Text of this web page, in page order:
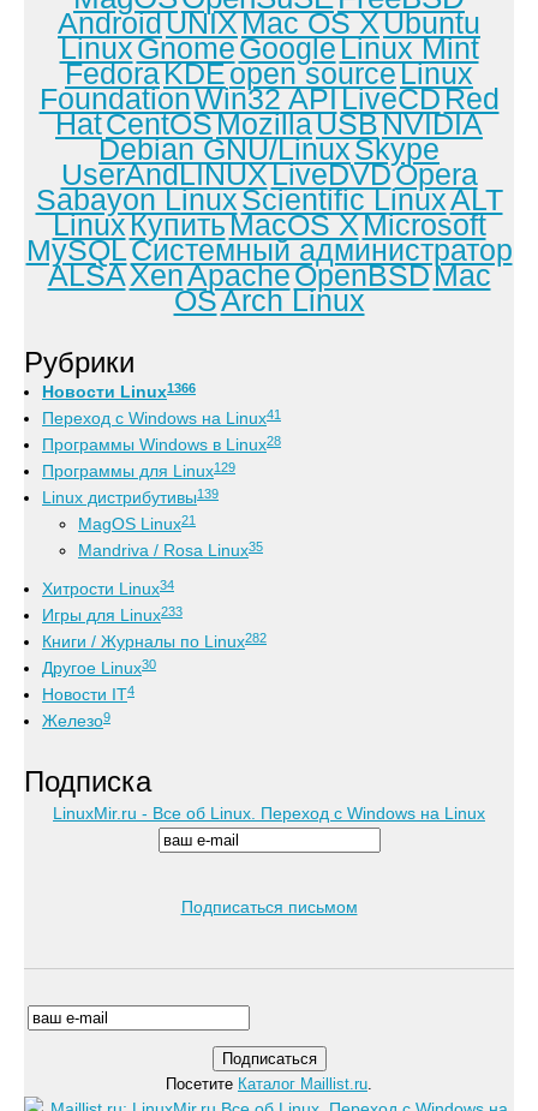
AndroidUNIXMac OS XUbuntu
LinuxGnomeGoogleLinux Mint
FedoraKDEopen sourceLinux
FoundationWin32 APILiveCDRed
HatCentOSMozillaUSBNVIDIA
Debian GNU/LinuxSkype
UserAndLINUXLiveDVDOpera
Sabayon LinuxScientific LinuxALT
LinuxКупитьMacOS XMicrosoft
MySQLСистемный администратор
ALSAXenApacheOpenBSDMac
OSArch Linux
Рубрики
Новости Linux1366
Переход с Windows на Linux41
Программы Windows в Linux28
Программы для Linux129
Linux дистрибутивы139
MagOS Linux21
Mandriva / Rosa Linux35
Хитрости Linux34
Игры для Linux233
Книги / Журналы по Linux282
Другое Linux30
Новости IT4
Железо9
Подписка
LinuxMir.ru - Все об Linux. Переход с Windows на Linux
Подписаться письмом
Посетите Каталог Maillist.ru.